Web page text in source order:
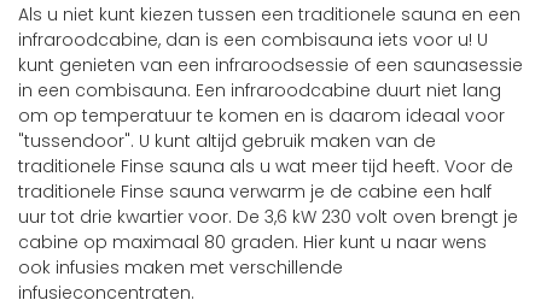
Als u niet kunt kiezen tussen een traditionele sauna en een
infraroodcabine, dan is een combisauna iets voor u! U
kunt genieten van een infraroodsessie of een saunasessie
in een combisauna. Een infraroodcabine duurt niet lang
om op temperatuur te komen en is daarom ideaal voor
"tussendoor". U kunt altijd gebruik maken van de
traditionele Finse sauna als u wat meer tijd heeft. Voor de
traditionele Finse sauna verwarm je de cabine een half
uur tot drie kwartier voor. De 3,6 kW 230 volt oven brengt je
cabine op maximaal 80 graden. Hier kunt u naar wens
ook infusies maken met verschillende
infusieconcentraten.